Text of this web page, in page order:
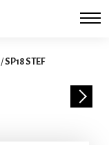
/SP18 STEF